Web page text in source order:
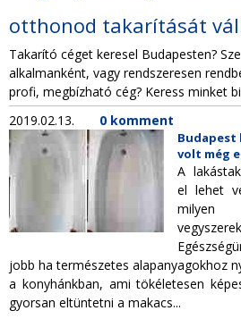
TAKARÍTÁS
TAKARÍTÁSI
otthonod takarítását
Takarító céget keresel Budapesten?
alkalmanként, vagy rendszeresen
profi, megbízható cég? Keress minket
2019.02.13.
0 komment
Budapest
volt még
A
el lehet
milyen
jobb ha természetes alapanyagokhoz
a konyhánkban, ami tökéletesen
gyorsan eltüntetni a makacs...